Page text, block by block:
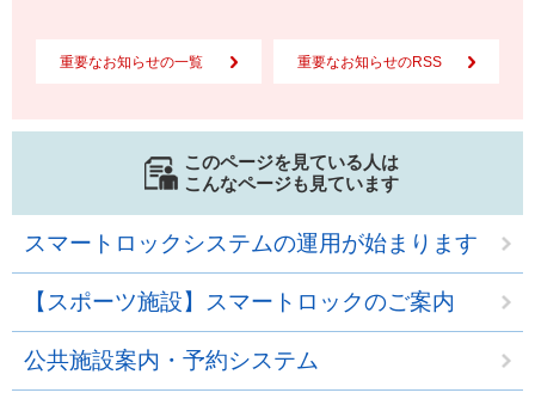
重要なお知らせの一覧 重要なお知らせのRSS
このページを見ている人は
こんなページも見ています
スマートロックシステムの運用が始まります
【スポーツ施設】スマートロックのご案内
公共施設案内・予約システム